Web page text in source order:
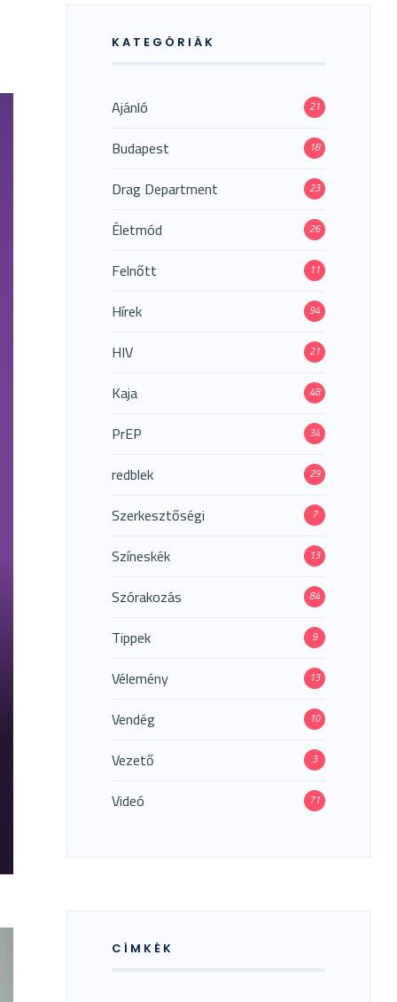
KATEGÓRIÁK
Ajánló 21
Budapest 18
Drag Department 23
Életmód 26
Felnőtt 11
Hírek 94
HIV 21
Kaja 48
PrEP 34
redblek 29
Szerkesztőségi 7
Színeskék 13
Szórakozás 84
Tippek 9
Vélemény 13
Vendég 10
Vezető 3
Videó 71
CÍMKÉK